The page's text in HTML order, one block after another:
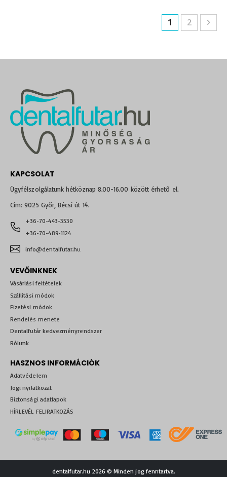
PageYou're
1 Page
2
KAPCSOLAT
Ügyfélszolgálatunk hétköznap 8.00-16.00 között érhető el.
Cím: 9025 Győr, Bécsi út 14.
+36-70-443-3530
+36-70-489-1124
info@dentalfutar.hu
VEVŐINKNEK
Vásárlási feltételek
Szállítási módok
Fizetési módok
Rendelés menete
Dentalfutár kedvezményrendszer
Rólunk
HASZNOS INFORMÁCIÓK
Adatvédelem
Jogi nyilatkozat
Biztonsági adatlapok
HÍRLEVÉL FELIRATKOZÁS
dentalfutar.hu 2026 © Minden jog fenntartva.